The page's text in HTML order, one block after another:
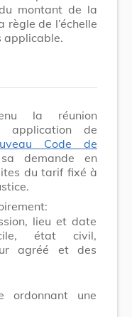
montant de la
de l’échelle
applicable.
la réunion
application de
Code de
demande en
du tarif fixé à
lieu et date
état civil,
agréé et des
une